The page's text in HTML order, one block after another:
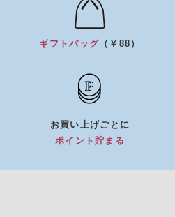
ギフトバッグ （￥88）
お買い上げごとに
ポイント貯まる